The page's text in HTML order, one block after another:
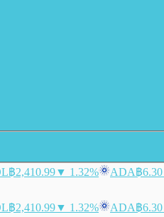
฿2,410.99▼ 1.32% ADA฿6.30
฿2,410.99▼ 1.32% ADA฿6.30